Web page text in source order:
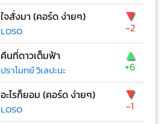
ใจสั่งมา (คอร์ด ง่ายๆ)
LOSO
▼
-2
คืนที่ดาวเต็มฟ้า
ปราโมทย์ วิเลปะนะ
▲
+6
อะไรก็ยอม (คอร์ด ง่ายๆ)
LOSO
▼
-1